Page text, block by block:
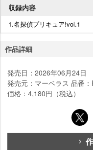
収録内容
1.名探偵プリキュア!vol.1
作品詳細
発売日：2026年06月24日
発売元：マーベラス 品番：
価格：4,180円（税込）